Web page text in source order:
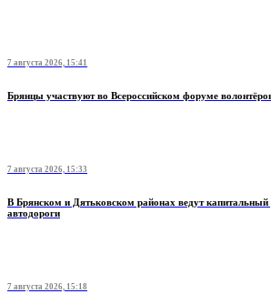
7 августа 2026, 15:41
Брянцы участвуют во Всероссийском форуме
7 августа 2026, 15:33
В Брянском и Дятьковском районах ведут капитальный
автодороги
7 августа 2026, 15:18